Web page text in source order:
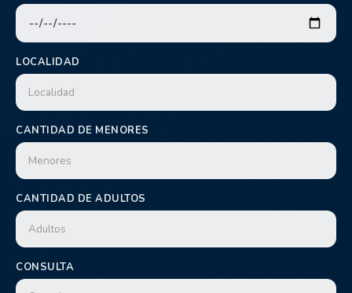
LOCALIDAD
CANTIDAD DE MENORES
CANTIDAD DE ADULTOS
CONSULTA